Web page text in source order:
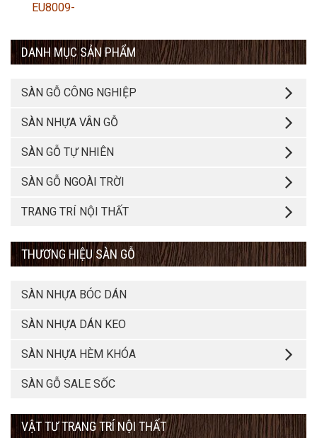
EU8009-
DANH MỤC SẢN PHẨM
SÀN GỖ CÔNG NGHIỆP
SÀN NHỰA VÂN GỖ
SÀN GỖ TỰ NHIÊN
SÀN GỖ NGOÀI TRỜI
TRANG TRÍ NỘI THẤT
THƯƠNG HIỆU SÀN GỖ
SÀN NHỰA BÓC DÁN
SÀN NHỰA DÁN KEO
SÀN NHỰA HÈM KHÓA
SÀN GỖ SALE SỐC
VẬT TƯ TRANG TRÍ NỘI THẤT